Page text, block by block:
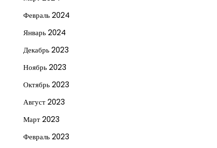
Февраль 2024
Январь 2024
Декабрь 2023
Ноябрь 2023
Октябрь 2023
Август 2023
Март 2023
Февраль 2023